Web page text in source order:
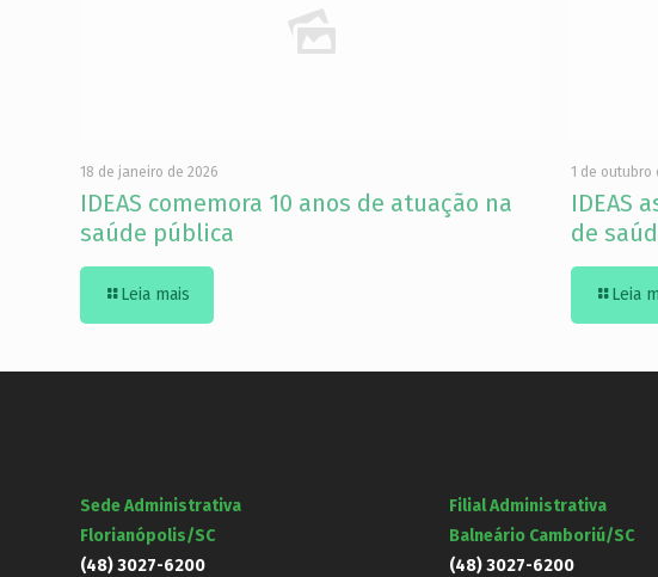
18 de janeiro de 2026
IDEAS comemora 10 anos de atuação na
saúde pública
Leia mais
1 de outubro
IDEAS
de
Leia
Sede Administrativa
Florianópolis/SC
(48) 3027-6200
Filial Administrativa
Balneário Camboriú/SC
(48) 3027-6200